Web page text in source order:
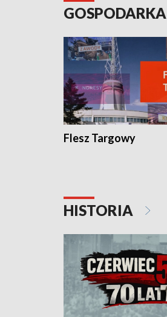
GOSPODARKA
Flesz Targowy
HISTORIA